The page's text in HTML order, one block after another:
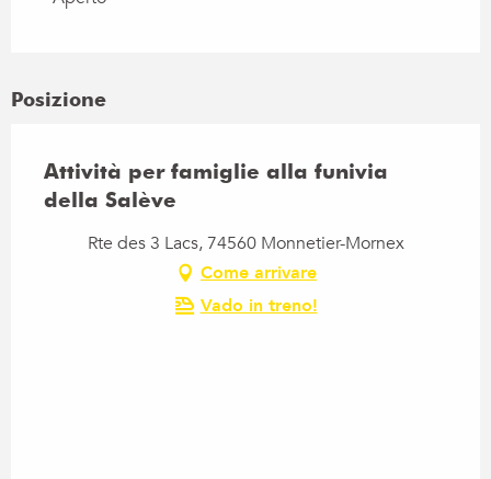
Posizione
Attività per famiglie alla funivia
della Salève
Rte des 3 Lacs, 74560 Monnetier-Mornex
Come arrivare
Vado in treno!